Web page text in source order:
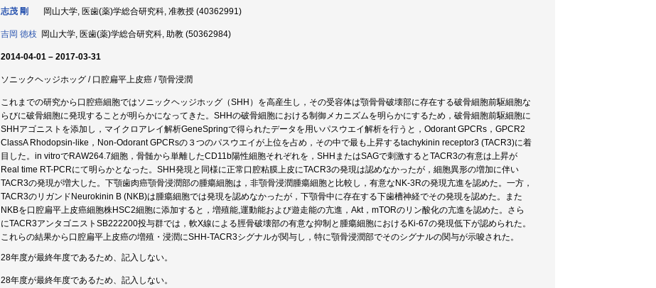
志茂 剛 岡山大学, 医歯(薬)学総合研究科, 准教授 (40362991)
吉岡 徳枝 岡山大学, 医歯(薬)学総合研究科, 助教 (50362984)
2014-04-01 – 2017-03-31
ソニックヘッジホッグ / 口腔扁平上皮癌 / 顎骨浸潤
これまでの研究から口腔癌細胞ではソニックヘッジホッグ（SHH）を高産生し，その受容体は顎骨骨破壊部に存在する破骨細胞前駆細胞な
らびに破骨細胞に発現することが明らかになってきた。SHHの破骨細胞における制御メカニズムを明らかにするため，破骨細胞前駆細胞に
SHHアゴニストを添加し，マイクロアレイ解析GeneSpringで得られたデータを用いパスウエイ解析を行うと，Odorant GPCRs，GPCR2
ClassA Rhodopsin-like，Non-Odorant GPCRsの３つのパスウエイが上位を占め，その中で最も上昇するtachykinin receptor3 (TACR3)に着
目した。in vitroでRAW264.7細胞，骨髄から単離したCD11b陽性細胞それぞれを，SHHまたはSAGで刺激するとTACR3の有意は上昇が
Real time RT-PCRにて明らかとなった。SHH発現と同様に正常口腔粘膜上皮にTACR3の発現は認めなかったが，細胞異形の増加に伴い
TACR3の発現が増大した。下顎歯肉癌顎骨浸潤部の腫瘍細胞は，非顎骨浸潤腫瘍細胞と比較し，有意なNK-3Rの発現亢進を認めた。一方，
TACR3のリガンドNeurokinin B (NKB)は腫瘍細胞では発現を認めなかったが，下顎骨中に存在する下歯槽神経でその発現を認めた。また
NKBを口腔扁平上皮癌細胞株HSC2細胞に添加すると，増殖能,運動能および遊走能の亢進，Akt，mTORのリン酸化の亢進を認めた。さら
にTACR3アンタゴニストSB222200投与群では，軟X線による脛骨破壊部の有意な抑制と腫瘍細胞におけるKi-67の発現低下が認められた。
これらの結果から口腔扁平上皮癌の増殖・浸潤にSHH-TACR3シグナルが関与し，特に顎骨浸潤部でそのシグナルの関与が示唆された。
28年度が最終年度であるため、記入しない。
28年度が最終年度であるため、記入しない。